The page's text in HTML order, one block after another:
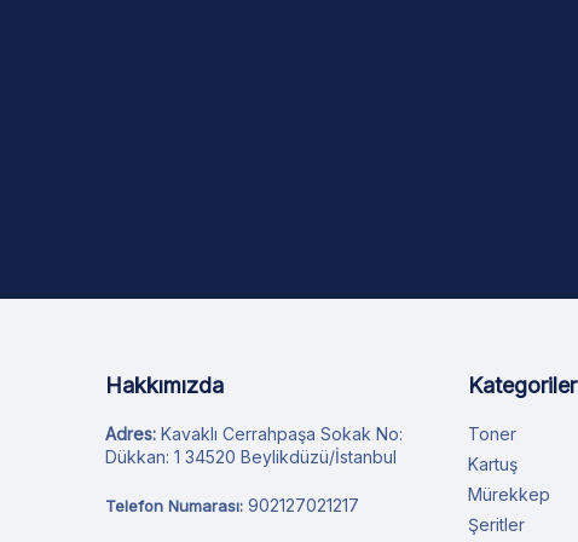
Hakkımızda
Adres: Kavaklı Cerrahpaşa Sokak No:
Dükkan: 1 34520 Beylikdüzü/İstanbul
Telefon Numarası: 902127021217
Kategoriler
Toner
Kartuş
Mürekkep
Şeritler